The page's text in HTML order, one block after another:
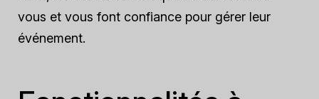
vous et vous font confiance pour gérer leur
événement.